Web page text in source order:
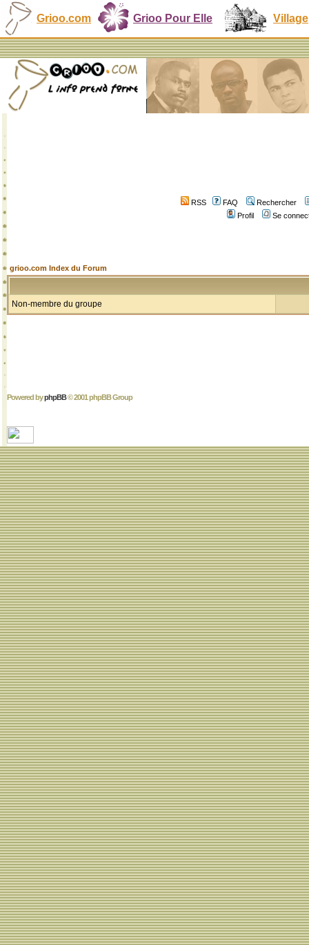
Grioo.com Grioo Pour Elle Village
RSS FAQ
Rechercher
Profil
Se
grioo.com Index du Forum
Non-membre du groupe
Powered byphpBB© 2001 phpBB Group